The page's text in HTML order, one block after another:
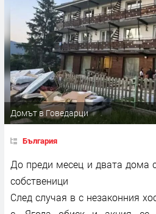
Домът в Говедарци
България
До преди месец и двата дома
собственици
След случая в с незаконния